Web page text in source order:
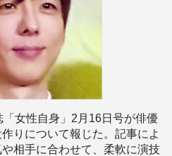
女性自身」2月16日号が俳優
りについて報じた。記事によ
相手に合わせて、柔軟に演技